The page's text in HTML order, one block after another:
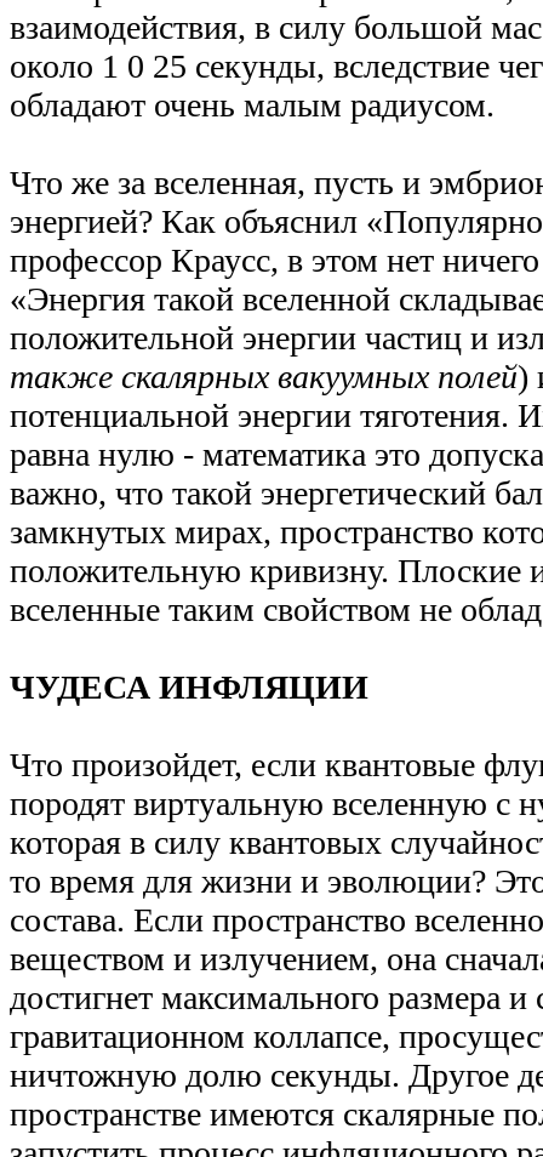
взаимодействия, в силу большой
около 1 0 25 секунды, вследствие
обладают очень малым радиусом.
Что же за вселенная, пусть и
энергией? Как объяснил
профессор Краусс, в этом нет
«Энергия такой вселенной
положительной энергии частиц и
также скалярных вакуумных полей)
потенциальной энергии тяготения.
равна нулю - математика это
важно, что такой энергетический
замкнутых мирах, пространство
положительную кривизну. Плоские
вселенные таким свойством не
ЧУДЕСА ИНФЛЯЦИИ
Что произойдет, если квантовые
породят виртуальную вселенную с
которая в силу квантовых
то время для жизни и эволюции?
состава. Если пространство
веществом и излучением, она
достигнет максимального размера и
гравитационном коллапсе,
ничтожную долю секунды. Другое
пространстве имеются скалярные